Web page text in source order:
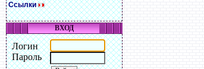
Ссылки
ВХОД
Логин
Пароль